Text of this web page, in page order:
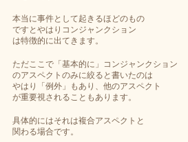
本当に事件として起きるほどのもの
ですとやはりコンジャンクション
は特徴的に出てきます。
ただここで「基本的に」コンジャンクション
のアスペクトのみに絞ると書いたのは
やはり「例外」もあり、他のアスペクト
が重要視されることもあります。
具体的にはそれは複合アスペクトと
関わる場合です。